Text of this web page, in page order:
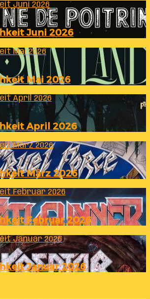
Juni 2026
Juni 2026
Mai 2026
Mai 2026
April 2026
April 2026
März 2026
März 2026
Februar 2026
Februar 2026
Januar 2026
Januar 2026